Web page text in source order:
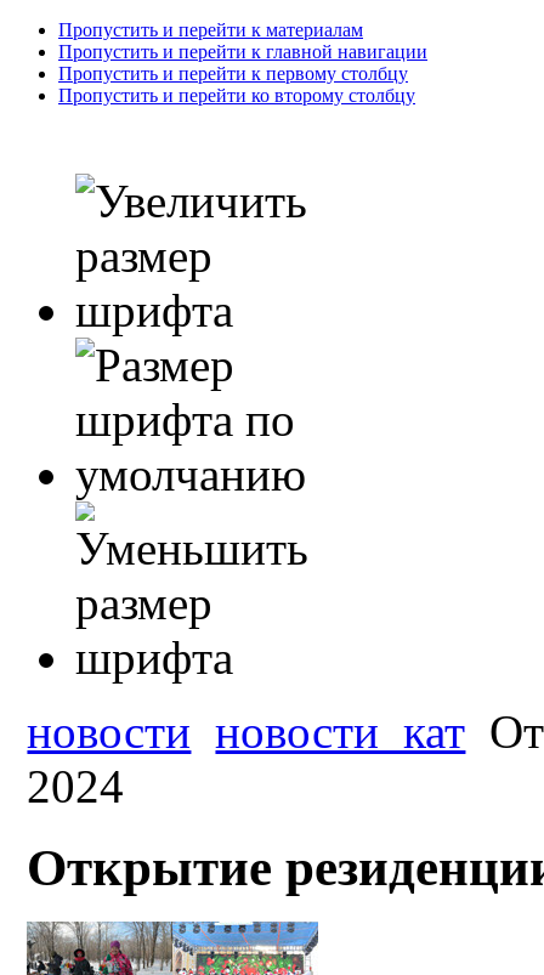
Пропустить и перейти к материалам
Пропустить и перейти к главной навигации
Пропустить и перейти к первому столбцу
Пропустить и перейти ко второму столбцу
новости новости_кат
2024
Открытие